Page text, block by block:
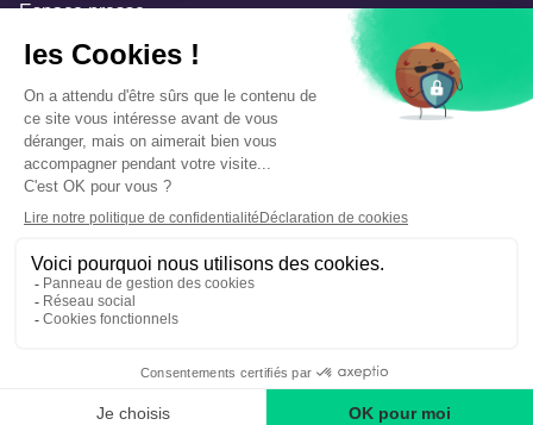
Espace presse
Documentation
Marchés publics
Appels à projets & avis d'attribution
Mesures de publicité
Concertations et enquêtes publiques
Précautions et sécurité
Plan de gestion des risques
Mentions légales
Données personnelles
Gestion des cookies